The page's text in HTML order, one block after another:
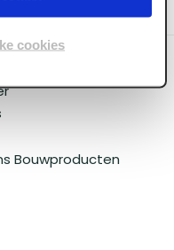
cookies
Bouwproducten